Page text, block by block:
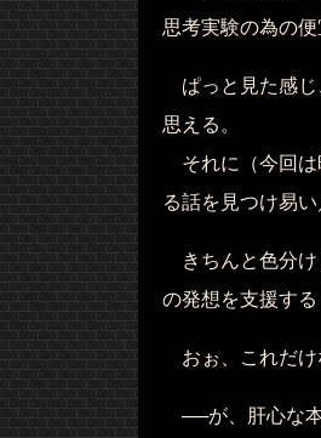
思考実験の為の
ぱっと見た感じ
思える。
それに（今回は
る話を見つけ易
きちんと色分け
の発想を支援す
おぉ、これだけ
──が、肝心な本